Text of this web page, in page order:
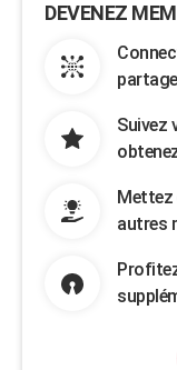
DEVENEZ
Suivez
Mettez
autres